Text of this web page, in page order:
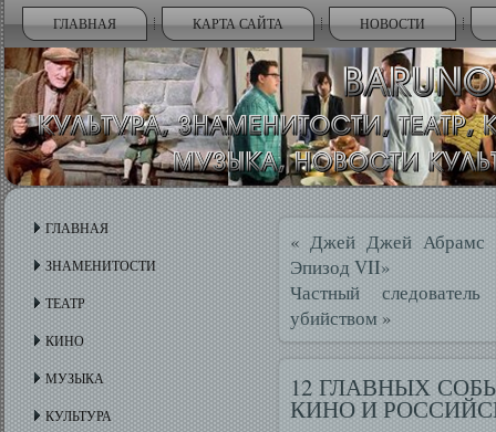
ГЛАВНАЯ КАРТА САЙТА НОВОСТИ
ГЛАВНАЯ
ЗНАМЕНИТОСТИ
ТЕАТР
КИНО
МУЗЫКА
КУЛЬТУРА
«Джей Джей Абрамс
Эпизод VII»
Частный
убийством »
12 ГЛАВНЫХ
КИНО И